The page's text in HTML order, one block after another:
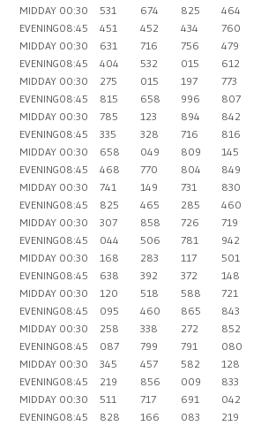
MIDDAY 00:30 531 674 825 464
EVENING08:45 451 452 434 760
MIDDAY 00:30 631 716 756 479
EVENING08:45 404 532 015 612
MIDDAY 00:30 275 015 197 773
EVENING08:45 815 658 996 807
MIDDAY 00:30 785 123 894 842
EVENING08:45 335 328 716 816
MIDDAY 00:30 658 049 809 145
EVENING08:45 468 770 804 849
MIDDAY 00:30 741 149 731 830
EVENING08:45 825 465 285 460
MIDDAY 00:30 307 858 726 719
EVENING08:45 044 506 781 942
MIDDAY 00:30 168 283 117 501
EVENING08:45 638 392 372 148
MIDDAY 00:30 120 518 588 721
EVENING08:45 095 460 865 843
MIDDAY 00:30 258 338 272 852
EVENING08:45 087 799 791 080
MIDDAY 00:30 345 457 582 128
EVENING08:45 219 856 009 833
MIDDAY 00:30 511 717 691 042
EVENING08:45 828 166 083 219